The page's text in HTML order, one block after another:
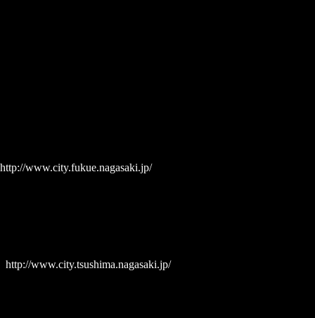
www.city.fukue.nagasaki.jp/
http://www.city.tsushima.nagasaki.jp/